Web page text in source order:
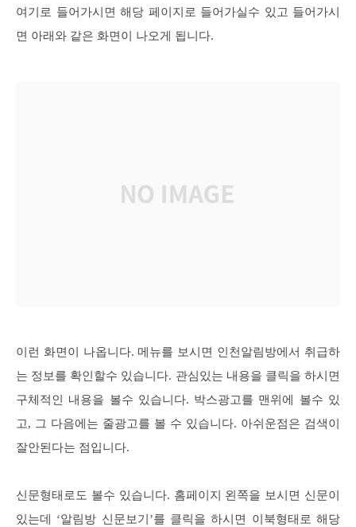
여기로 들어가시면 해당 페이지로 들어가실수 있고 들어가시
면 아래와 같은 화면이 나오게 됩니다.
이런 화면이 나옵니다. 메뉴를 보시면 인천알림방에서 취급하
는 정보를 확인할수 있습니다. 관심있는 내용을 클릭을 하시면
구체적인 내용을 볼수 있습니다. 박스광고를 맨위에 볼수 있
고, 그 다음에는 줄광고를 볼 수 있습니다. 아쉬운점은 검색이
잘안된다는 점입니다.
신문형태로도 볼수 있습니다. 홈페이지 왼쪽을 보시면 신문이
있는데 ‘알림방 신문보기’를 클릭을 하시면 이북형태로 해당